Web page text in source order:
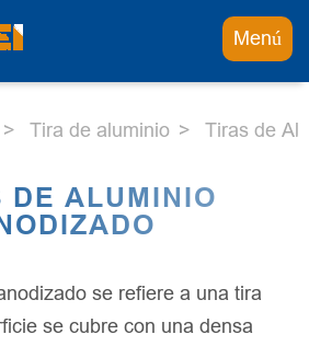
Menú
Tira de aluminio Tiras de
DE ALUMINIO
se refiere a una tira
se cubre con una densa